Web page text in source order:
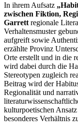
In ihrem Aufsatz
zwischen Fiktion,
Garrett regionale
Verhaltensmuster
aufgreift sowie
erzählte Provinz
Orte erstellt und in die
wird dabei durch die
Stereotypen zugleich
Beitrag wird der
Regionalität und
kulturpoetischen
besonderes Verhältnis